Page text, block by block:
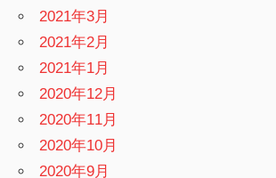
2021年3月
2021年2月
2021年1月
2020年12月
2020年11月
2020年10月
2020年9月